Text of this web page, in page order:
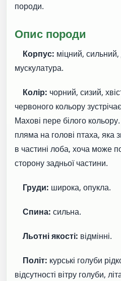
породи.
Опис породи
Корпус: міцний,
мускулатура.
Колір: чорний, сизий,
червоного кольору
Махові пере білого
пляма на голові птаха, яка
в частині лоба, хоча може
сторону задньої частини.
Груди: широка, опукла.
Спина: сильна.
Льотні якості: відмінні.
Політ: курські голуби
відсутності вітру голуби,